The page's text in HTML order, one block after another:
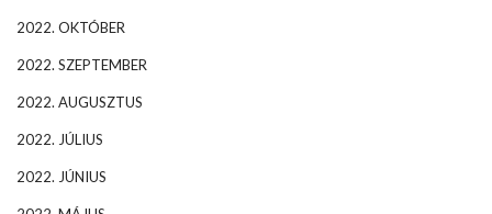
2022. OKTÓBER
2022. SZEPTEMBER
2022. AUGUSZTUS
2022. JÚLIUS
2022. JÚNIUS